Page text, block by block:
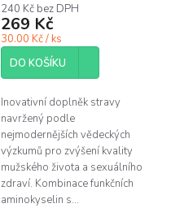
240 Kč bez DPH
269 Kč
30.00 Kč / ks
DO KOŠÍKU
Inovativní doplněk stravy
navržený podle
nejmodernějších vědeckých
výzkumů pro zvýšení kvality
mužského života a sexuálního
zdraví. Kombinace funkčních
aminokyselin s...